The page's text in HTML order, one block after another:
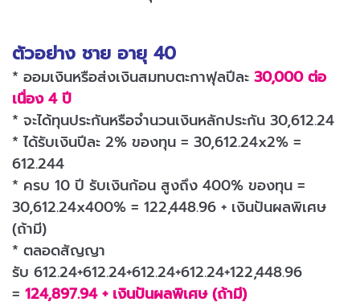
ตัวอย่าง ชาย อายุ 40
* ออมเงินหรือส่งเงินสมทบตะกาฟุลปีละ 30,000 ต่อ
เนื่อง 4 ปี
* จะได้ทุนประกันหรือจำนวนเงินหลักประกัน 30,612.24
* ได้รับเงินปีละ 2% ของทุน = 30,612.24x2% =
612.244
* ครบ 10 ปี รับเงินก้อน สูงถึง 400% ของทุน =
30,612.24x400% = 122,448.96 + เงินปันผลพิเศษ
(ถ้ามี)
* ตลอดสัญญา
รับ 612.24+612.24+612.24+612.24+122,448.96
= 124,897.94 + เงินปันผลพิเศษ (ถ้ามี)